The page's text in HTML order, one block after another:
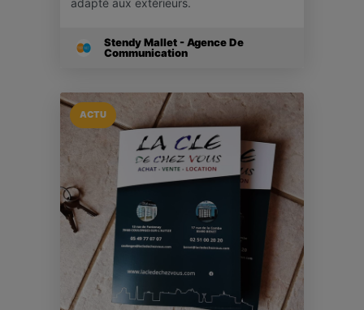
Stendy Mallet - Agence De
Communication
ACTU